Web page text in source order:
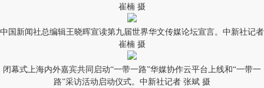
崔楠 摄
中国新闻社总编辑王晓晖宣读第九届世界华文传媒论坛宣言。中新社记者
崔楠 摄
闭幕式上海内外嘉宾共同启动“一带一路”华媒协作云平台上线和“一带一
路”采访活动启动仪式。中新社记者 张斌 摄